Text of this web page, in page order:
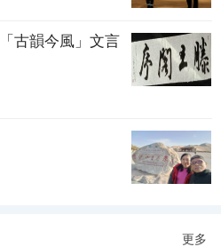
古韻今風」文言
更多